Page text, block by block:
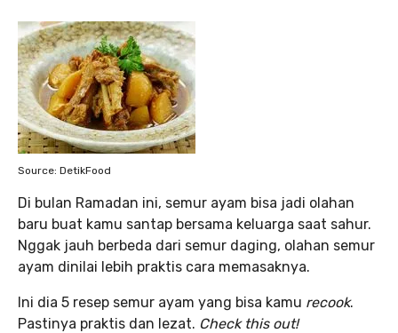
Source: DetikFood
Di bulan Ramadan ini, semur ayam bisa jadi olahan
baru buat kamu santap bersama keluarga saat sahur.
Nggak jauh berbeda dari semur daging, olahan semur
ayam dinilai lebih praktis cara memasaknya.
Ini dia 5 resep semur ayam yang bisa kamu recook.
Pastinya praktis dan lezat. Check this out!